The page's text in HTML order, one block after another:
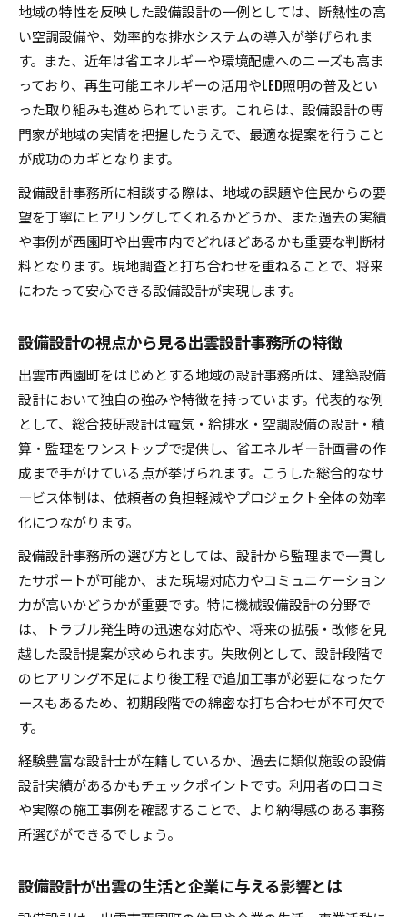
地域の特性を反映した設備設計の一例としては、断熱性の高
い空調設備や、効率的な排水システムの導入が挙げられま
す。また、近年は省エネルギーや環境配慮へのニーズも高ま
っており、再生可能エネルギーの活用やLED照明の普及とい
った取り組みも進められています。これらは、設備設計の専
門家が地域の実情を把握したうえで、最適な提案を行うこと
が成功のカギとなります。
設備設計事務所に相談する際は、地域の課題や住民からの要
望を丁寧にヒアリングしてくれるかどうか、また過去の実績
や事例が西園町や出雲市内でどれほどあるかも重要な判断材
料となります。現地調査と打ち合わせを重ねることで、将来
にわたって安心できる設備設計が実現します。
設備設計の視点から見る出雲設計事務所の特徴
出雲市西園町をはじめとする地域の設計事務所は、建築設備
設計において独自の強みや特徴を持っています。代表的な例
として、総合技研設計は電気・給排水・空調設備の設計・積
算・監理をワンストップで提供し、省エネルギー計画書の作
成まで手がけている点が挙げられます。こうした総合的なサ
ービス体制は、依頼者の負担軽減やプロジェクト全体の効率
化につながります。
設備設計事務所の選び方としては、設計から監理まで一貫し
たサポートが可能か、また現場対応力やコミュニケーション
力が高いかどうかが重要です。特に機械設備設計の分野で
は、トラブル発生時の迅速な対応や、将来の拡張・改修を見
越した設計提案が求められます。失敗例として、設計段階で
のヒアリング不足により後工程で追加工事が必要になったケ
ースもあるため、初期段階での綿密な打ち合わせが不可欠で
す。
経験豊富な設計士が在籍しているか、過去に類似施設の設備
設計実績があるかもチェックポイントです。利用者の口コミ
や実際の施工事例を確認することで、より納得感のある事務
所選びができるでしょう。
設備設計が出雲の生活と企業に与える影響とは